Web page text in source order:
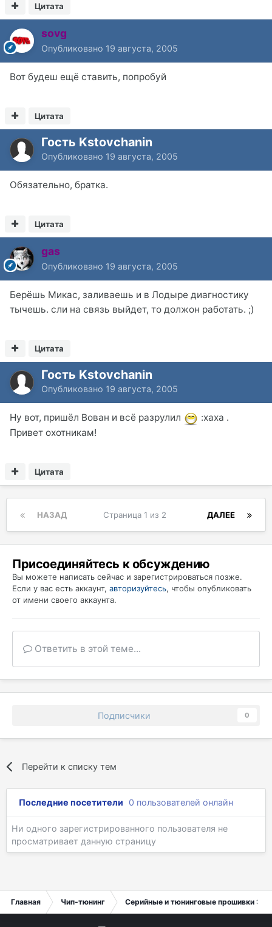
Цитата
sovg
Опубликовано 19 августа, 2005
Вот будеш ещё ставить, попробуй
Цитата
Гость Kstovchanin
Опубликовано 19 августа, 2005
Обязательно, братка.
Цитата
gas
Опубликовано 19 августа, 2005
Берёшь Микас, заливаешь и в Лодыре диагностику
тычешь. сли на связь выйдет, то должон работать. ;)
Цитата
Гость Kstovchanin
Опубликовано 19 августа, 2005
Ну вот, пришёл Вован и всё разрулил
:xaxa .
Привет охотникам!
Цитата
НАЗАД ДАЛЕЕ
Страница 1 из 2
Присоединяйтесь к обсуждению
Вы можете написать сейчас и зарегистрироваться позже.
Если у вас есть аккаунт, авторизуйтесь, чтобы опубликовать
от имени своего аккаунта.
Ответить в этой теме...
Подписчики 0
Перейти к списку тем
Последние посетители 0 пользователей онлайн
Ни одного зарегистрированного пользователя не
просматривает данную страницу
Главная Чип-тюнинг Серийные и тюнинговые прошивки ЭБУ